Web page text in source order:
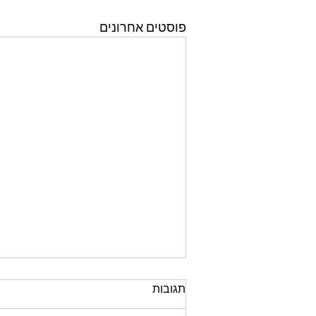
פוסטים אחרונים
תגובות